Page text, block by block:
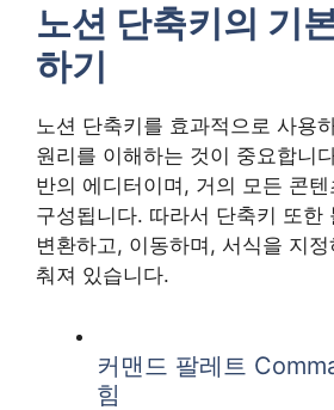
노션 단축키의 기
하기
노션 단축키를 효과적으로 사용
원리를 이해하는 것이 중요합니다
반의 에디터이며, 거의 모든 콘
구성됩니다. 따라서 단축키 또한
변환하고, 이동하며, 서식을 지
춰져 있습니다.
커맨드 팔레트
힘